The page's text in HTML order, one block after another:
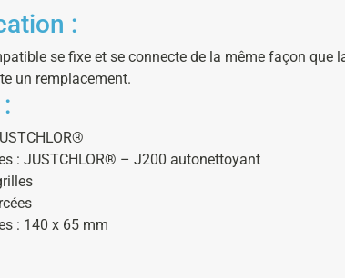
:
se fixe et se connecte de la même façon que
un remplacement.
: JUSTCHLOR® – J200 autonettoyant
: 140 x 65 mm